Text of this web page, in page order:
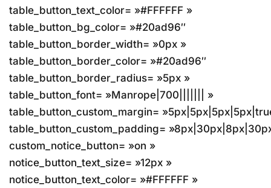
table_button_text_color= »#FFFFFF »
table_button_bg_color= »#20ad96″
table_button_border_width= »0px »
table_button_border_color= »#20ad96″
table_button_border_radius= »5px »
table_button_font= »Manrope|700||||||| »
table_button_custom_margin=
table_button_custom_padding=
custom_notice_button= »on »
notice_button_text_size= »12px »
notice_button_text_color= »#FFFFFF »